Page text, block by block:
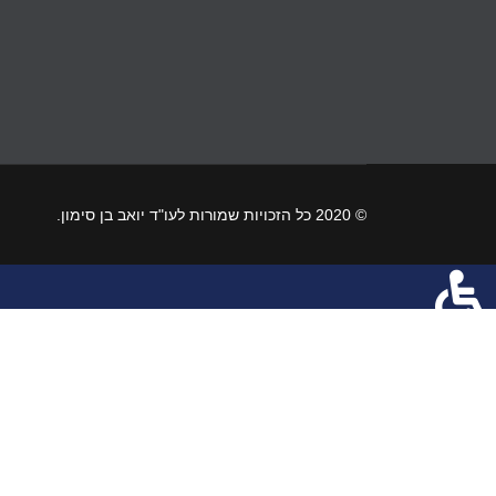
© 2020 כל הזכויות שמורות לעו"ד יואב בן סימון.